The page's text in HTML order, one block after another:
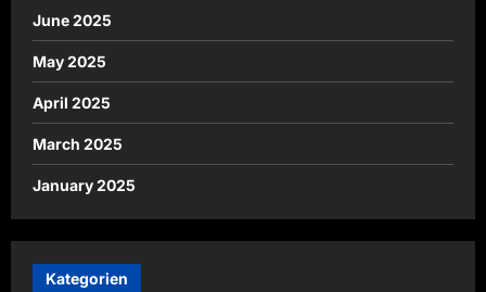
June 2025
May 2025
April 2025
March 2025
January 2025
Kategorien